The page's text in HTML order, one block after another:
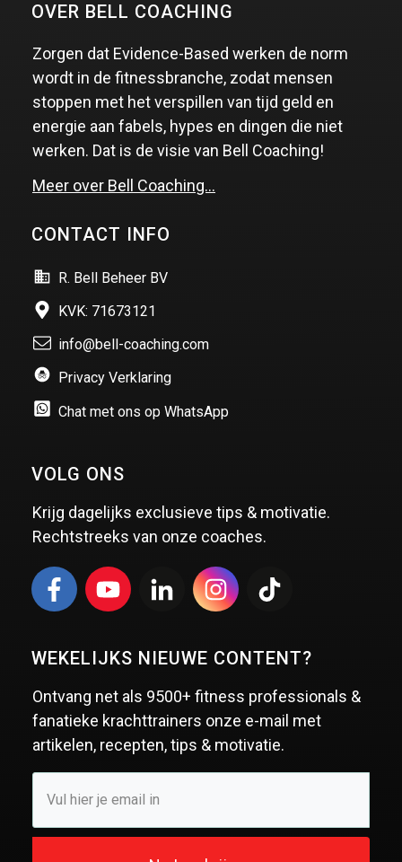
OVER BELL COACHING
Zorgen dat Evidence-Based werken de norm
wordt in de fitnessbranche, zodat mensen
stoppen met het verspillen van tijd geld en
energie aan fabels, hypes en dingen die niet
werken. Dat is de visie van Bell Coaching!
Meer over Bell Coaching…
CONTACT INFO
R. Bell Beheer BV
KVK: 71673121
info@bell-coaching.com
Privacy Verklaring
Chat met ons op WhatsApp
VOLG ONS
Krijg dagelijks exclusieve tips & motivatie.
Rechtstreeks van onze coaches.
WEKELIJKS NIEUWE CONTENT?
Ontvang net als 9500+ fitness professionals &
fanatieke krachttrainers onze e-mail met
artikelen, recepten, tips & motivatie.